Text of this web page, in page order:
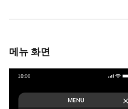
메뉴 화면